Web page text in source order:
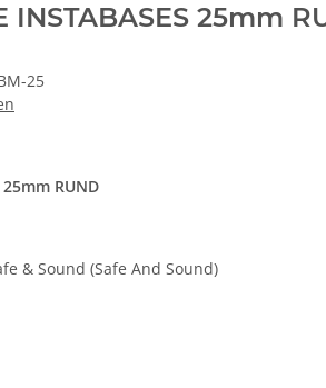
INSTABASES 25mm
25
25mm RUND
& Sound (Safe And Sound)